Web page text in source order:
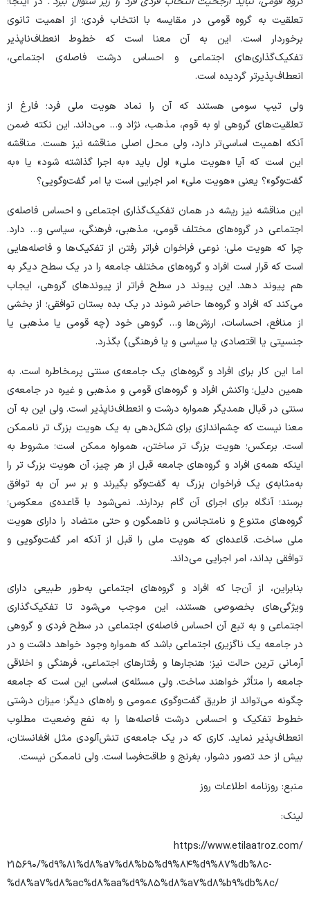
تعلقیت به گروه قومی در مقایسه با انتخاب فردی؛ از اهمیت ثانوی
برخوردار است. این به آن معنا است که خطوط انعطاف‌ناپذیر
تفکیک‌گذاری‌های اجتماعی و احساس درشت فاصله‌ی اجتماعی،
انعطاف‌پذیرتر گردیده است.
ولی تیپ سومی هستند که آن را نماد هویت ملی فرد؛ فارغ از
تعلقیت‌های گروهی او به قوم، مذهب، نژاد و… می‌داند. این نکته ضمن
آنکه اهمیت اساسی‌تر دارد، ولی محل اصلی مناقشه نیز هست. مناقشه
این است که آیا «هویت ملی» اول باید «به اجرا گذاشته شود» یا «به
گفت‌وگو»؟ یعنی «هویت ملی» امر اجرایی است یا امر گفت‌وگویی؟
این مناقشه نیز ریشه در همان تفکیک‌گذاری اجتماعی و احساس فاصله‌ی
اجتماعی در گروه‌های مختلف قومی، مذهبی، فرهنگی، سیاسی و… دارد.
چرا که هویت ملی؛ نوعی فراخوان فراتر رفتن از تفکیک‌ها و فاصله‌هایی
است که قرار است افراد و گروه‌های مختلف جامعه را در یک سطح دیگر به
هم پیوند دهد. این پیوند در سطح فراتر از پیوندهای گروهی، ایجاب
می‌کند که افراد و گروه‌ها حاضر شوند در یک بده بستان توافقی؛ از بخشی
از منافع، احساسات، ارزش‌ها و… گروهی‌ خود (چه قومی یا مذهبی یا
جنسیتی یا اقتصادی یا سیاسی و یا فرهنگی) بگذرد.
اما این کار برای افراد و گروه‌های یک جامعه‌ی سنتی پرمخاطره است. به
همین دلیل؛ واکنش افراد و گروه‌های قومی و مذهبی و غیره در جامعه‌ی
سنتی در قبال همدیگر همواره درشت و انعطاف‌ناپذیر است. ولی این به آن
معنا نیست که چشم‌اندازی برای شکل‌دهی به یک هویت بزرگ تر ناممکن
است. برعکس؛ هویت بزرگ تر ساختن، همواره ممکن است؛ مشروط به
اینکه همه‌ی افراد و گروه‌های جامعه قبل از هر چیز، آن هویت بزرگ تر را
به‌مثابه‌ی یک فراخوان بزرگ به گفت‌وگو بگیرند و بر سر آن به توافق
برسند؛ آنگاه برای اجرای آن گام بردارند. نمی‌شود با قاعده‌ی معکوس؛
گروه‌های متنوع و نامتجانس و ناهمگون و حتی متضاد را دارای هویت
ملی ساخت. قاعده‌ای که هویت ملی را قبل از آنکه امر گفت‌وگویی و
توافقی بداند، امر اجرایی می‌داند.
بنابراین، از آن‌جا که افراد و گروه‌های اجتماعی به‌طور طبیعی دارای
ویژگی‌های بخصوصی هستند، این موجب می‌شود تا تفکیک‌گذاری
اجتماعی و به تبع آن احساس فاصله‌ی اجتماعی در سطح فردی و گروهی
در جامعه یک ناگزیری اجتماعی باشد که همواره وجود خواهد داشت و در
آرمانی ترین حالت نیز؛ هنجارها و رفتارهای اجتماعی، فرهنگی و اخلاقی
جامعه را متأثر خواهند ساخت. ولی مسئله‌ی اساسی این است که جامعه
چگونه می‌تواند از طریق گفت‌وگوی عمومی و راه‌های دیگر؛ میزان درشتی
خطوط تفکیک و احساس درشت فاصله‌ها را به نفع وضعیت مطلوب
انعطاف‌پذیر نماید. کاری که در یک جامعه‌ی تنش‌آلودی مثل افغانستان،
بیش از حد تصور دشوار، بغرنج و طاقت‌فرسا است. ولی ناممکن نیست.
منبع: روزنامه اطلاعات روز
لینک:
https://www.etilaatroz.com/
۲۱۵۶۹۰/%d۹%۸۱%d۸%a۷%d۸%b۵%d۹%۸۴%d۹%۸۷%db%۸c-
%d۸%a۷%d۸%ac%d۸%aa%d۹%۸۵%d۸%a۷%d۸%b۹%db%۸c/